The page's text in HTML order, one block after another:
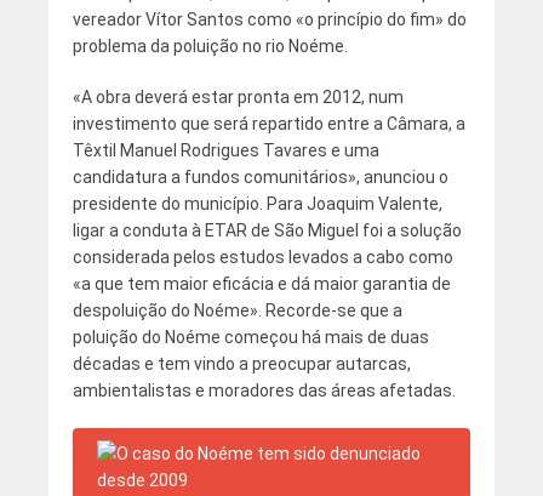
vereador Vítor Santos como «o princípio do fim» do
problema da poluição no rio Noéme.
«A obra deverá estar pronta em 2012, num
investimento que será repartido entre a Câmara, a
Têxtil Manuel Rodrigues Tavares e uma
candidatura a fundos comunitários», anunciou o
presidente do município. Para Joaquim Valente,
ligar a conduta à ETAR de São Miguel foi a solução
considerada pelos estudos levados a cabo como
«a que tem maior eficácia e dá maior garantia de
despoluição do Noéme». Recorde-se que a
poluição do Noéme começou há mais de duas
décadas e tem vindo a preocupar autarcas,
ambientalistas e moradores das áreas afetadas.